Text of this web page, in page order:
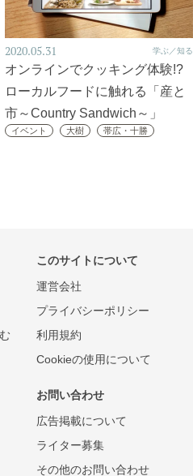
2020.05.31 学ぶ／知る
オンラインでクッキング体験!?
ローカルフードに触れる「産と
市～Country Sandwich～」
イベント 大樹 帯広・十勝
このサイトについて
運営会社
プライバシーポリシー
利用規約
Cookieの使用について
お問い合わせ
広告掲載について
ライター募集
その他のお問い合わせ